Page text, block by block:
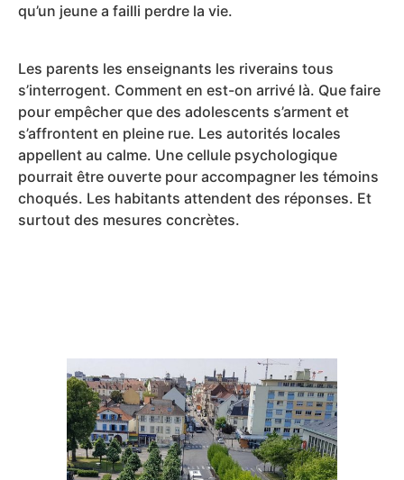
qu’un jeune a failli perdre la vie.
Les parents les enseignants les riverains tous
s’interrogent. Comment en est-on arrivé là. Que faire
pour empêcher que des adolescents s’arment et
s’affrontent en pleine rue. Les autorités locales
appellent au calme. Une cellule psychologique
pourrait être ouverte pour accompagner les témoins
choqués. Les habitants attendent des réponses. Et
surtout des mesures concrètes.